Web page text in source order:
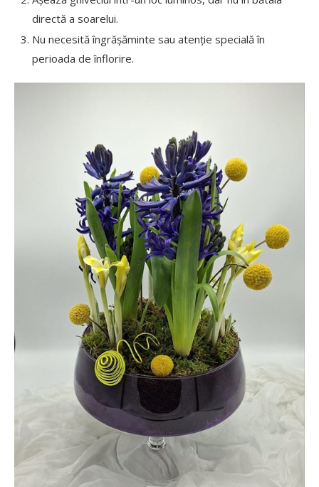
directă a soarelui.
Nu necesită îngrășăminte sau atenție specială în
perioada de înflorire.